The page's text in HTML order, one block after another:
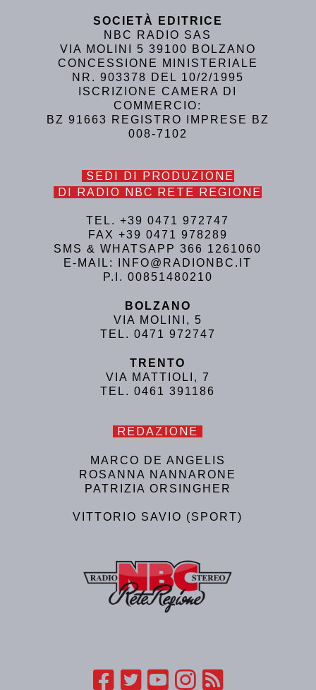
SOCIETÀ EDITRICE
NBC RADIO SAS
VIA MOLINI 5 39100 BOLZANO
CONCESSIONE MINISTERIALE
NR. 903378 DEL 10/2/1995
ISCRIZIONE CAMERA DI
COMMERCIO:
BZ 91663 REGISTRO IMPRESE BZ
008-7102
SEDI DI PRODUZIONE
DI RADIO NBC RETE REGIONE
TEL. +39 0471 972747
FAX +39 0471 978289
SMS & WHATSAPP 366 1261060
E-MAIL: INFO@RADIONBC.IT
P.I. 00851480210
BOLZANO
VIA MOLINI, 5
TEL. 0471 972747
TRENTO
VIA MATTIOLI, 7
TEL. 0461 391186
REDAZIONE
MARCO DE ANGELIS
ROSANNA NANNARONE
PATRIZIA ORSINGHER
VITTORIO SAVIO (SPORT)